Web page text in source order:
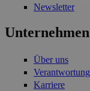
Newsletter
Unternehmen
Über uns
Verantwortung
Karriere